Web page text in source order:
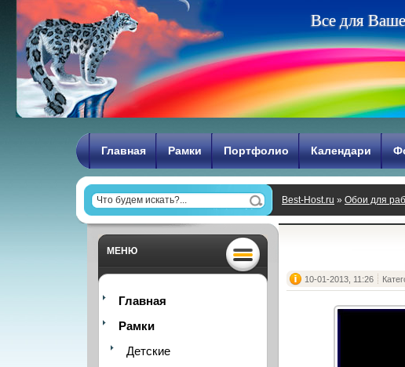
Все для Ваше
Главная Рамки Портфолио Календари
Best-Host.ru » Обои для
МЕНЮ
Главная
Рамки
Детские
10-01-2013, 11:26